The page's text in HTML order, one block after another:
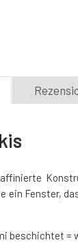
ein Fenster,
beschichtet =